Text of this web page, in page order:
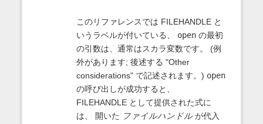
このリファレンスでは FILEHANDLE と
いうラベルが付いている、 openの最初
の引数は、通常はスカラ変数です。 (例
外があります; 後述する "Other
considerations" で記述されます。) open
の呼び出しが成功すると、
FILEHANDLE として提供された式に
は、 開いた ファイルハンドルが代入